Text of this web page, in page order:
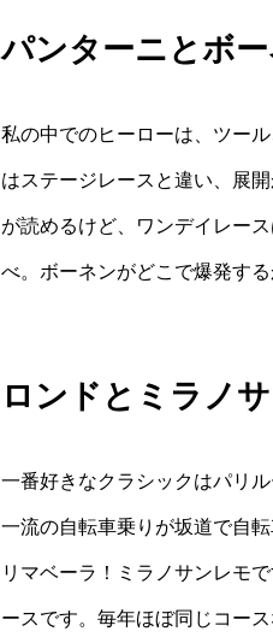
パンターニとボ
私の中でのヒーローは、ツー
はステージレースと違い、展
が読めるけど、ワンデイレー
べ。ボーネンがどこで爆発す
ロンドとミラノ
一番好きなクラシックはパリ
一流の自転車乗りが坂道で自
リマベーラ！ミラノサンレモ
ースです。毎年ほぼ同じコー